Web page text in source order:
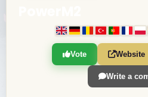
Vote Website
Write a